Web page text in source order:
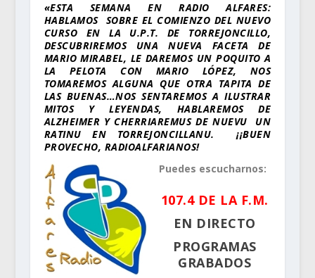
«ESTA SEMANA EN RADIO ALFARES:
HABLAMOS SOBRE EL COMIENZO DEL NUEVO
CURSO EN LA U.P.T. DE TORREJONCILLO,
DESCUBRIREMOS UNA NUEVA FACETA DE
MARIO MIRABEL, LE DAREMOS UN POQUITO A
LA PELOTA CON MARIO LÓPEZ, NOS
TOMAREMOS ALGUNA QUE OTRA TAPITA DE
LAS BUENAS…NOS SENTAREMOS A ILUSTRAR
MITOS Y LEYENDAS, HABLAREMOS DE
ALZHEIMER Y CHERRIAREMUS DE NUEVU UN
RATINU EN TORREJONCILLANU. ¡¡BUEN
PROVECHO, RADIOALFARIANOS!
Puedes escucharnos:
107.4 DE LA F.M.
EN DIRECTO
PROGRAMAS
GRABADOS